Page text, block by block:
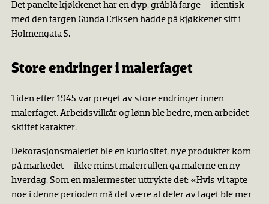
Det panelte kjøkkenet har en dyp, gråblå farge – identisk
med den fargen Gunda Eriksen hadde på kjøkkenet sitt i
Holmengata 5.
Store endringer i malerfaget
Tiden etter 1945 var preget av store endringer innen
malerfaget. Arbeidsvilkår og lønn ble bedre, men arbeidet
skiftet karakter.
Dekorasjonsmaleriet ble en kuriositet, nye produkter kom
på markedet – ikke minst malerrullen ga malerne en ny
hverdag. Som en malermester uttrykte det: «Hvis vi tapte
noe i denne perioden må det være at deler av faget ble mer